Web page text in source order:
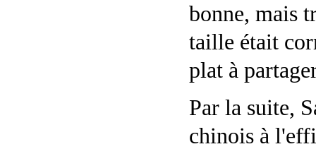
bonne, mais
taille était
plat à
Par la suite,
chinois à